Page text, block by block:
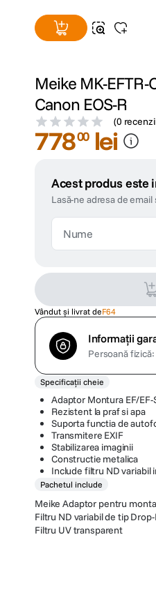
Meike MK-
Canon EOS-R
(0
77800 lei
Acest produs este
Lasă-ne adresa de
Vândut și livrat deF64
Informații
Persoană
Specificații cheie
Adaptor Montura EF/EF-
Rezistent la praf si apa
Suporta functia de
Transmitere EXIF
Stabilizarea imaginii
Constructie metalica
Include filtru ND variabil
Pachetul include
Meike Adaptor pentru
Filtru ND variabil de tip
Filtru UV transparent